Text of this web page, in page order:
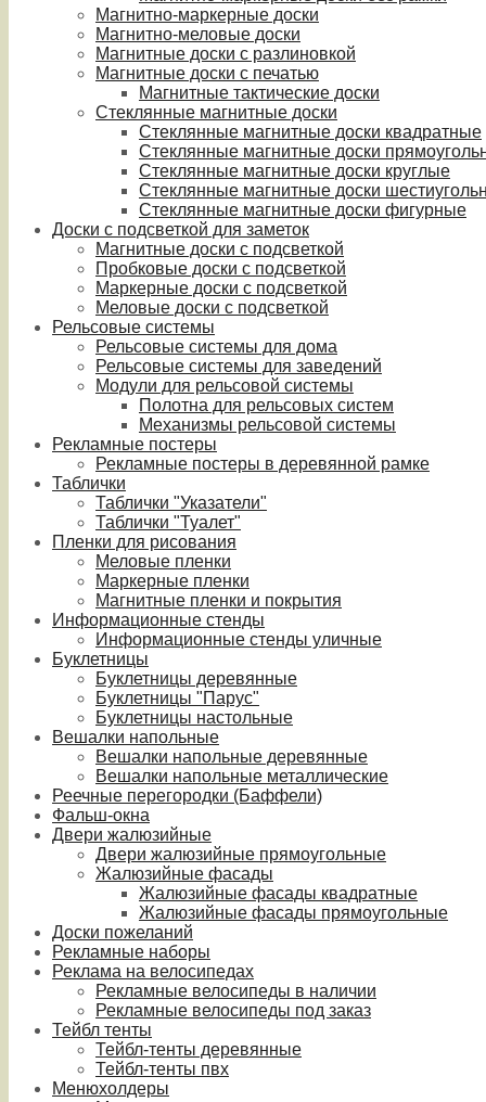
Магнитно-маркерные доски
Магнитно-меловые доски
Магнитные доски с разлиновкой
Магнитные доски с печатью
Магнитные тактические доски
Стеклянные магнитные доски
Стеклянные магнитные доски квадратные
Стеклянные магнитные доски
Стеклянные магнитные доски круглые
Стеклянные магнитные доски
Стеклянные магнитные доски фигурные
Доски с подсветкой для заметок
Магнитные доски с подсветкой
Пробковые доски с подсветкой
Маркерные доски с подсветкой
Меловые доски с подсветкой
Рельсовые системы
Рельсовые системы для дома
Рельсовые системы для заведений
Модули для рельсовой системы
Полотна для рельсовых систем
Механизмы рельсовой системы
Рекламные постеры
Рекламные постеры в деревянной рамке
Таблички
Таблички "Указатели"
Таблички "Туалет"
Пленки для рисования
Меловые пленки
Маркерные пленки
Магнитные пленки и покрытия
Информационные стенды
Информационные стенды уличные
Буклетницы
Буклетницы деревянные
Буклетницы "Парус"
Буклетницы настольные
Вешалки напольные
Вешалки напольные деревянные
Вешалки напольные металлические
Реечные перегородки (Баффели)
Фальш-окна
Двери жалюзийные
Двери жалюзийные прямоугольные
Жалюзийные фасады
Жалюзийные фасады квадратные
Жалюзийные фасады прямоугольные
Доски пожеланий
Рекламные наборы
Реклама на велосипедах
Рекламные велосипеды в наличии
Рекламные велосипеды под заказ
Тейбл тенты
Тейбл-тенты деревянные
Тейбл-тенты пвх
Менюхолдеры